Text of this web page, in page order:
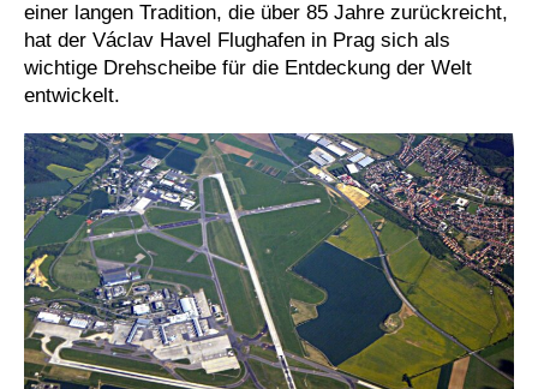
einer langen Tradition, die über 85 Jahre zurückreicht,
hat der Václav Havel Flughafen in Prag sich als
wichtige Drehscheibe für die Entdeckung der Welt
entwickelt.